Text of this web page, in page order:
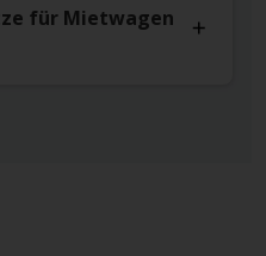
für Mietwagen